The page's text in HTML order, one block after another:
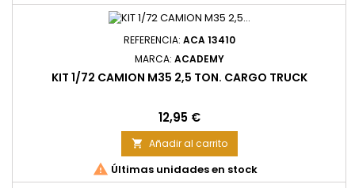
REFERENCIA: ACA 13410
MARCA: ACADEMY
KIT 1/72 CAMION M35 2,5 TON. CARGO TRUCK
Precio
12,95 €
 Añadir al carrito
 Últimas unidades en stock